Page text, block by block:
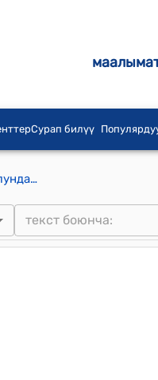
Сурап билүү
Кыргыз Республикасынын Министрлер Кабинетинин 2025-жылдын 16-июлундагы № 419 “Республикалык маанидеги шаарлардын мэрияларынын жана шаардык кеӊештеринин типтүү түзүмүн, штаттык санынын чегин, штаттык расписаниесинин формасын бекитүү жөнүндө” токтому